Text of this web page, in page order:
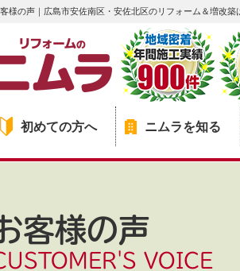
様の声｜広島市安佐南区・安佐北区のリフォーム＆増改築
初めての方へ ニムラを知る
客様の声
VOICE